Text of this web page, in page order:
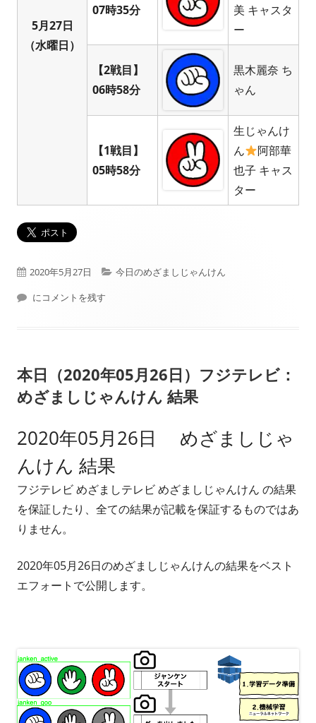
5月27日
（水曜日）
07時35分
美 キャスタ
ー
【2戦目】
06時58分
黒木麗奈 ち
ゃん
【1戦目】
05時58分
生じゃんけ
ん
阿部華
也子 キャス
ター
公
開
2020年5月27日
カ
ー
今日のめざましじゃんけん
本日（2020年05月27日）フジテレビ： めざましじゃんけん 結果
にコメントを残す
本日（2020年05月26日）フジテレビ：
めざましじゃんけん 結果
2020年05月26日 めざましじゃ
んけん 結果
フジテレビ めざましテレビ めざましじゃんけん の結果
を保証したり、全ての結果が記載を保証するものではあ
りません。
2020年05月26日のめざましじゃんけんの結果をベスト
エフォートで公開します。